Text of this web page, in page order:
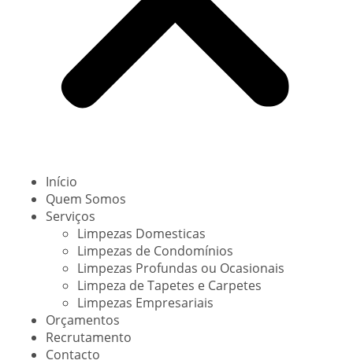
Início
Quem Somos
Serviços
Limpezas Domesticas
Limpezas de Condomínios
Limpezas Profundas ou Ocasionais
Limpeza de Tapetes e Carpetes
Limpezas Empresariais
Orçamentos
Recrutamento
Contacto